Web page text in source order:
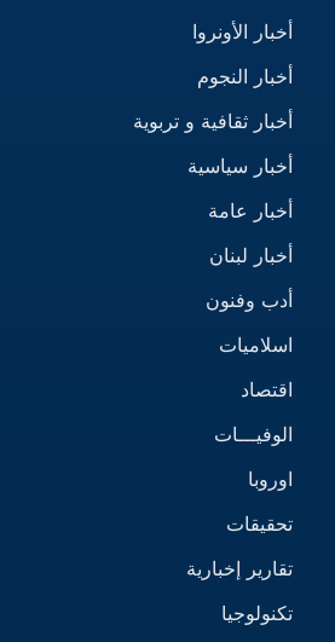
أخبار الأونروا
أخبار النجوم
أخبار ثقافية و تربوية
أخبار سياسية
أخبار عامة
أخبار لبنان
أدب وفنون
اسلاميات
اقتصاد
الوفيـــات
اوروبا
تحقيقات
تقارير إخبارية
تكنولوجيا